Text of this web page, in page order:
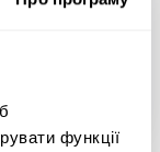
функції